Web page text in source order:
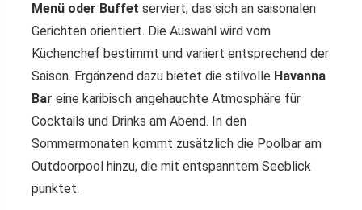
Menü oder Buffet serviert, das sich an saisonalen
Gerichten orientiert. Die Auswahl wird vom
Küchenchef bestimmt und variiert entsprechend der
Saison. Ergänzend dazu bietet die stilvolle Havanna
Bar eine karibisch angehauchte Atmosphäre für
Cocktails und Drinks am Abend. In den
Sommermonaten kommt zusätzlich die Poolbar am
Outdoorpool hinzu, die mit entspanntem Seeblick
punktet.